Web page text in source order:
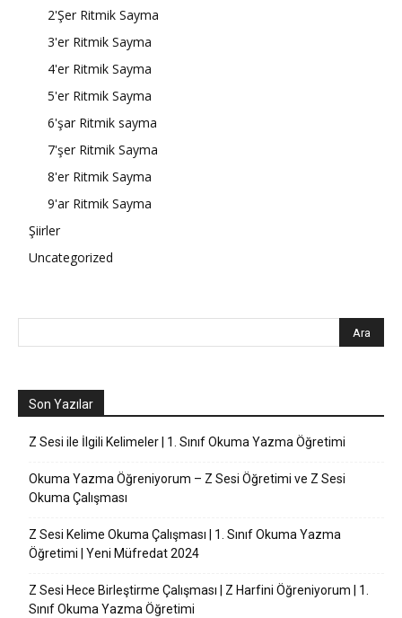
2'Şer Ritmik Sayma
3'er Ritmik Sayma
4'er Ritmik Sayma
5'er Ritmik Sayma
6'şar Ritmik sayma
7'şer Ritmik Sayma
8'er Ritmik Sayma
9'ar Ritmik Sayma
Şiirler
Uncategorized
Son Yazılar
Z Sesi ile İlgili Kelimeler | 1. Sınıf Okuma Yazma Öğretimi
Okuma Yazma Öğreniyorum – Z Sesi Öğretimi ve Z Sesi
Okuma Çalışması
Z Sesi Kelime Okuma Çalışması | 1. Sınıf Okuma Yazma
Öğretimi | Yeni Müfredat 2024
Z Sesi Hece Birleştirme Çalışması | Z Harfini Öğreniyorum | 1.
Sınıf Okuma Yazma Öğretimi